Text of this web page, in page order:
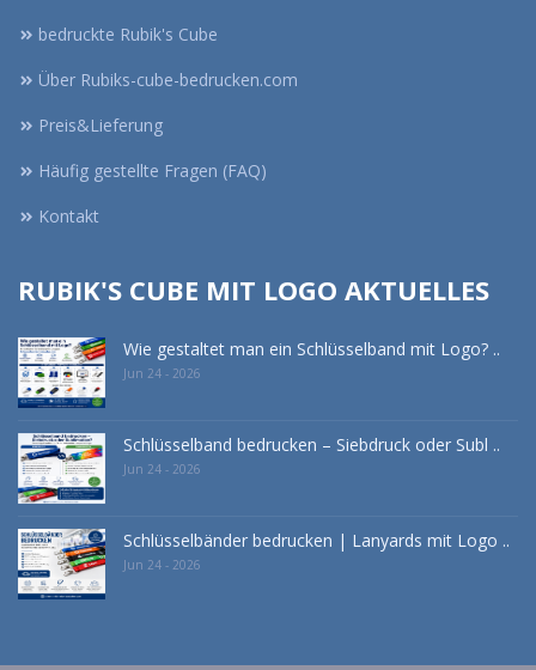
bedruckte Rubik's Cube
Über Rubiks-cube-bedrucken.com
Preis&Lieferung
Häufig gestellte Fragen (FAQ)
Kontakt
RUBIK'S CUBE MIT LOGO AKTUELLES
Wie gestaltet man ein Schlüsselband mit Logo? ..
Jun 24 - 2026
Schlüsselband bedrucken – Siebdruck oder Subl ..
Jun 24 - 2026
Schlüsselbänder bedrucken | Lanyards mit Logo ..
Jun 24 - 2026